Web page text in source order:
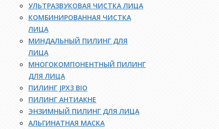
УЛЬТРАЗВУКОВАЯ ЧИСТКА ЛИЦА
КОМБИНИРОВАННАЯ ЧИСТКА
ЛИЦА
МИНДАЛЬНЫЙ ПИЛИНГ ДЛЯ
ЛИЦА
МНОГОКОМПОНЕНТНЫЙ ПИЛИНГ
ДЛЯ ЛИЦА
ПИЛИНГ JPX3 BIO
ПИЛИНГ АНТИАКНЕ
ЭНЗИМНЫЙ ПИЛИНГ ДЛЯ ЛИЦА
АЛЬГИНАТНАЯ МАСКА